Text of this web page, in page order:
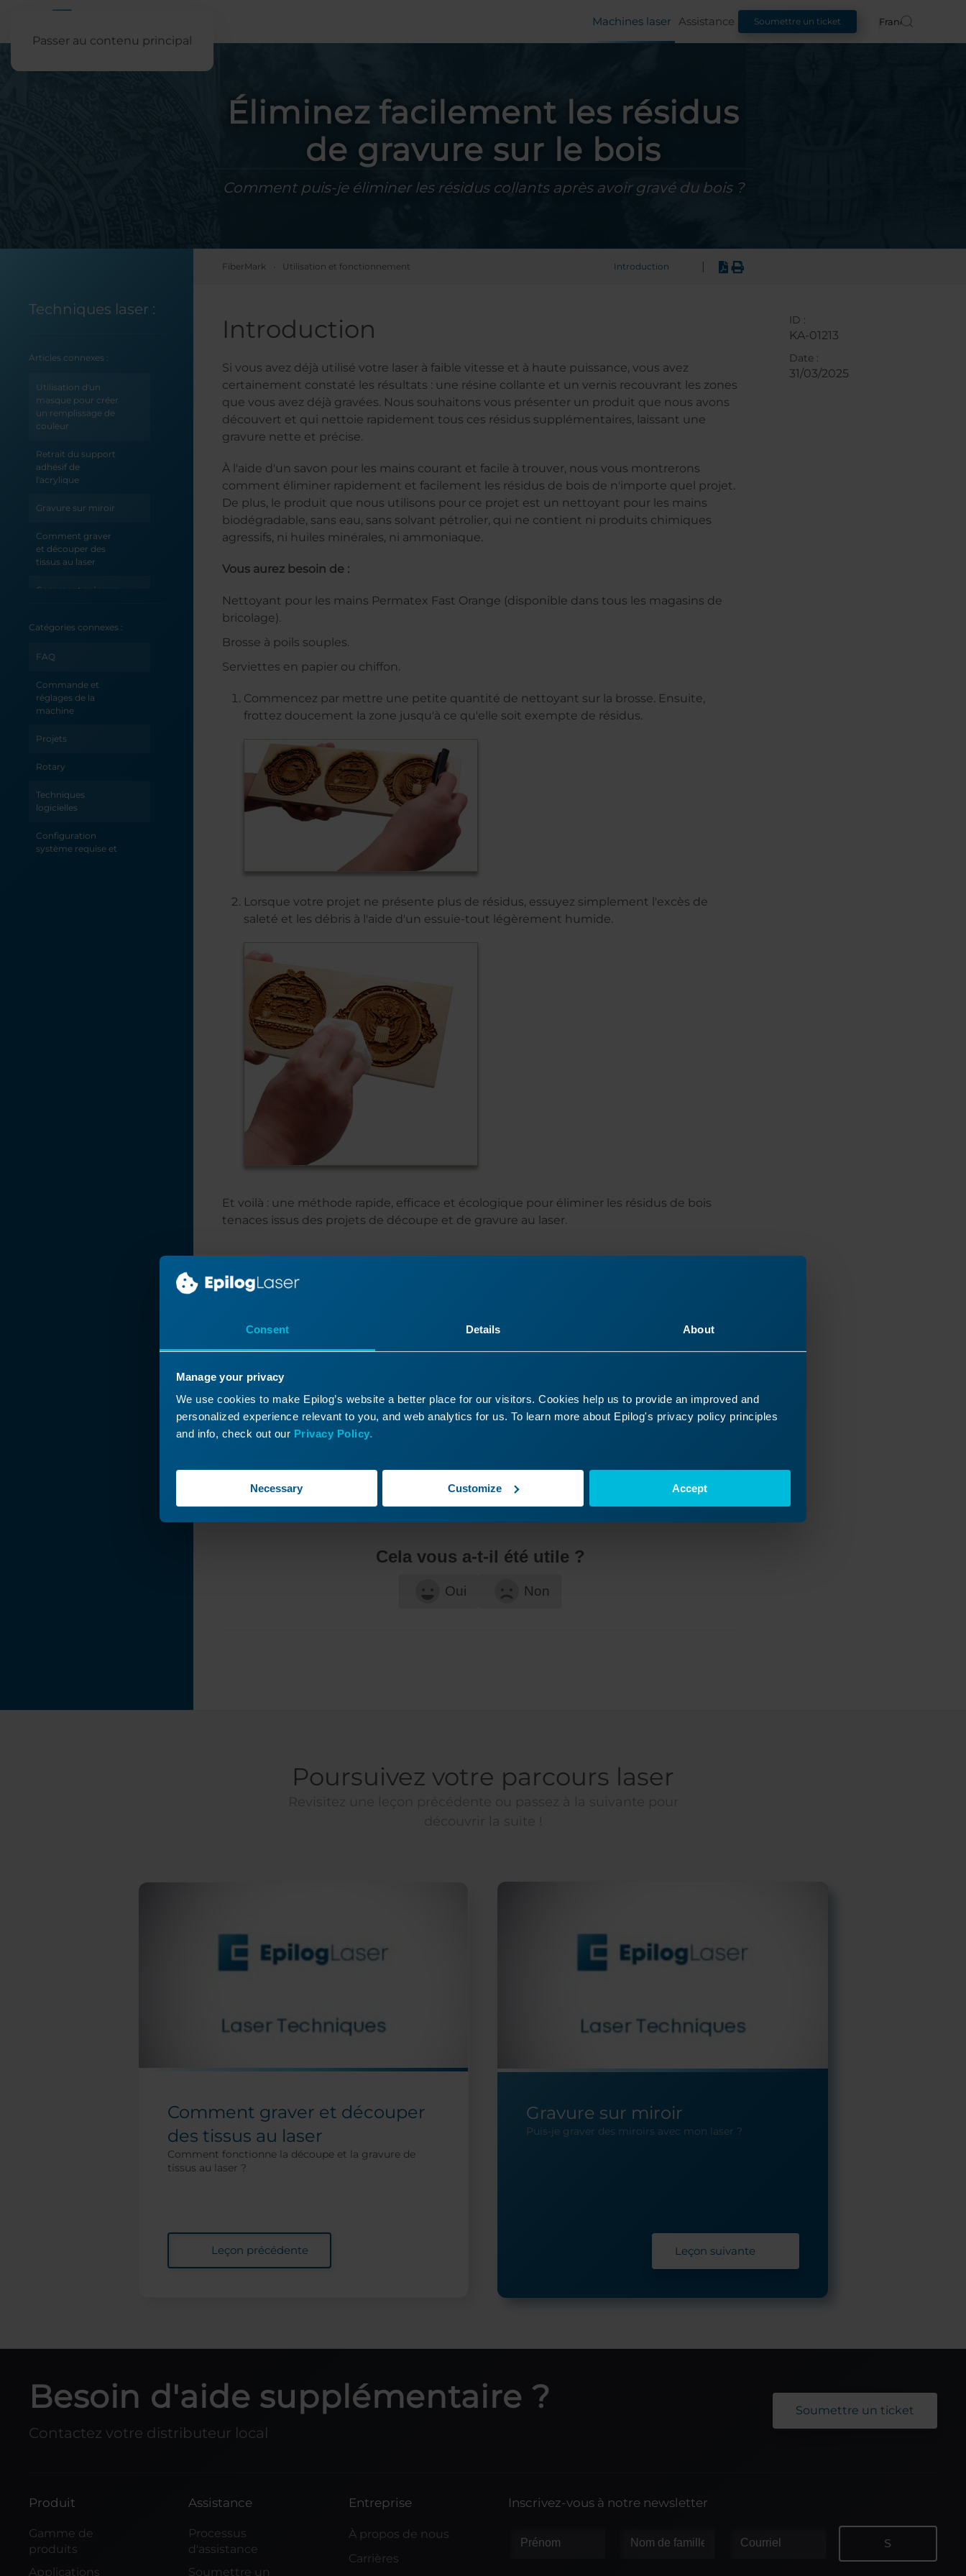
Consent Details About
Manage your privacy
We use cookies to make Epilog’s website a better place for our visitors. Cookies help us to provide an improved and
personalized experience relevant to you, and web analytics for us. To learn more about Epilog's privacy policy principles
and info, check out our Privacy Policy.
Necessary Customize Accept
Passer au contenu principal
Machines laser Assistance Soumettre un ticket Français
Éliminez facilement les résidus
de gravure sur le bois
Comment puis-je éliminer les résidus collants après avoir gravé du bois ?
Techniques laser :
Articles connexes :
Utilisation d'un
masque pour créer
un remplissage de
couleur
Retrait du support
adhésif de
l'acrylique
Gravure sur miroir
Comment graver
et découper des
tissus au laser
Comment créer un
marques que vous
avec un fiber laser
Création d'un motif
pour la gravure
centre vs gravure
centre
Suggestions pour
Catégories connexes :
FAQ
Commande et
réglages de la
machine
Projets
Rotary
Techniques
logicielles
Configuration
système requise et
FiberMark Utilisation et fonctionnement Introduction
Introduction
Si vous avez déjà utilisé votre laser à faible vitesse et à haute puissance, vous avez
certainement constaté les résultats : une résine collante et un vernis recouvrant les zones
que vous avez déjà gravées. Nous souhaitons vous présenter un produit que nous avons
découvert et qui nettoie rapidement tous ces résidus supplémentaires, laissant une
gravure nette et précise.
À l'aide d'un savon pour les mains courant et facile à trouver, nous vous montrerons
comment éliminer rapidement et facilement les résidus de bois de n'importe quel projet.
De plus, le produit que nous utilisons pour ce projet est un nettoyant pour les mains
biodégradable, sans eau, sans solvant pétrolier, qui ne contient ni produits chimiques
agressifs, ni huiles minérales, ni ammoniaque.
Vous aurez besoin de :
Nettoyant pour les mains Permatex Fast Orange (disponible dans tous les magasins de
bricolage).
Brosse à poils souples.
Serviettes en papier ou chiffon.
Commencez par mettre une petite quantité de nettoyant sur la brosse. Ensuite,
frottez doucement la zone jusqu'à ce qu'elle soit exempte de résidus.
Lorsque votre projet ne présente plus de résidus, essuyez simplement l'excès de
saleté et les débris à l'aide d'un essuie-tout légèrement humide.
Et voilà : une méthode rapide, efficace et écologique pour éliminer les résidus de bois
tenaces issus des projets de découpe et de gravure au laser.
Cela vous a-t-il été utile ?
Oui Non
ID :
KA-01213
Date :
31/03/2025
Poursuivez votre parcours laser
Comment graver et découper
des tissus au laser
Comment fonctionne la découpe et la gravure de
tissus au laser ?
Leçon précédente
Gravure sur miroir
Puis-je graver des miroirs avec mon laser ?
Leçon suivante
Besoin d'aide supplémentaire ?
Contactez votre distributeur local
Soumettre un ticket
Produit
Gamme de
produits
Applications
Assistance
Processus
d'assistance
Soumettre un
Entreprise
À propos de nous
Carrières
Inscrivez-vous à notre newsletter